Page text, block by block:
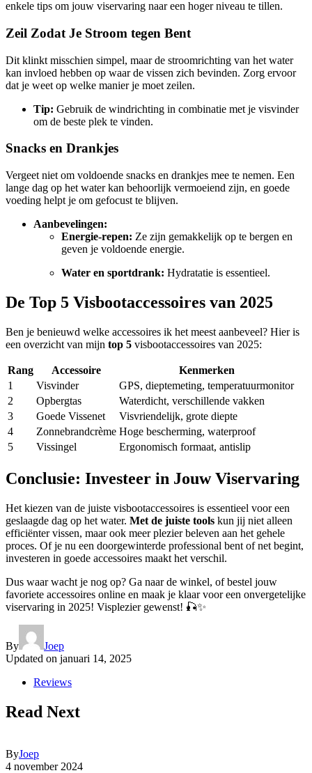
enkele tips om jouw viservaring naar een hoger niveau te tillen.
Zeil Zodat Je Stroom tegen Bent
Dit klinkt misschien simpel, maar de stroomrichting van het water
kan invloed hebben op waar de vissen zich bevinden. Zorg ervoor
dat je weet op welke manier je moet zeilen.
Tip: Gebruik de windrichting in combinatie met je visvinder
om de beste plek te vinden.
Snacks en Drankjes
Vergeet niet om voldoende snacks en drankjes mee te nemen. Een
lange dag op het water kan behoorlijk vermoeiend zijn, en goede
voeding helpt je om gefocust te blijven.
Aanbevelingen:
Energie-repen: Ze zijn gemakkelijk op te bergen en
geven je voldoende energie.
Water en sportdrank: Hydratatie is essentieel.
De Top 5 Visbootaccessoires van 2025
Ben je benieuwd welke accessoires ik het meest aanbeveel? Hier is
een overzicht van mijn top 5 visbootaccessoires van 2025:
Rang Accessoire
Kenmerken
1
Visvinder
GPS, dieptemeting, temperatuurmonitor
2
Opbergtas
Waterdicht, verschillende vakken
3
Goede Vissenet
Visvriendelijk, grote diepte
4
Zonnebrandcrème Hoge bescherming, waterproof
5
Vissingel Ergonomisch formaat, antislip
Conclusie: Investeer in Jouw Viservaring
Het kiezen van de juiste visbootaccessoires is essentieel voor een
geslaagde dag op het water. Met de juiste tools kun jij niet alleen
efficiënter vissen, maar ook meer plezier beleven aan het gehele
proces. Of je nu een doorgewinterde professional bent of net begint,
investeren in goede accessoires maakt het verschil.
Dus waar wacht je nog op? Ga naar de winkel, of bestel jouw
favoriete accessoires online en maak je klaar voor een onvergetelijke
viservaring in 2025! Visplezier gewenst! 🎣✨
By
Joep
Updated on januari 14, 2025
Reviews
Read Next
ByJoep
4 november 2024